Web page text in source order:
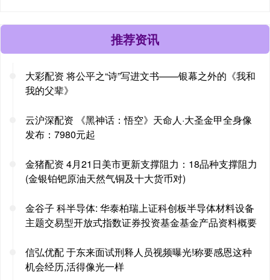
推荐资讯
大彩配资 将公平之“诗”写进文书——银幕之外的《我和
我的父辈》
云沪深配资 《黑神话：悟空》天命人·大圣金甲全身像
发布：7980元起
金猪配资 4月21日美市更新支撑阻力：18品种支撑阻力
(金银铂钯原油天然气铜及十大货币对)
金谷子 科半导体: 华泰柏瑞上证科创板半导体材料设备
主题交易型开放式指数证券投资基金基金产品资料概要
信弘优配 于东来面试刑释人员视频曝光!称要感恩这种
机会经历,活得像光一样